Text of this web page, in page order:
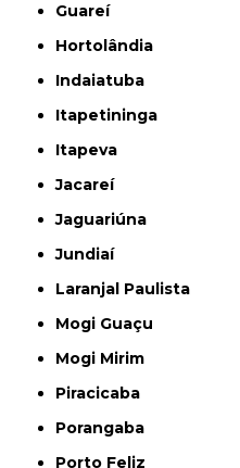
Guareí
Hortolândia
Indaiatuba
Itapetininga
Itapeva
Jacareí
Jaguariúna
Jundiaí
Laranjal Paulista
Mogi Guaçu
Mogi Mirim
Piracicaba
Porangaba
Porto Feliz